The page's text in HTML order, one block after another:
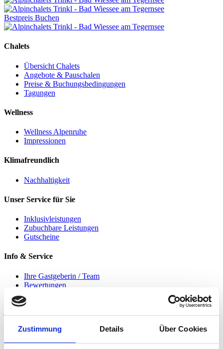
Zustimmung Details Über Cookies
Bestpreis Buchen
Chalets
Übersicht Chalets
Angebote & Pauschalen
Preise & Buchungsbedingungen
Tagungen
Wellness
Wellness Alpenruhe
Impressionen
Klimafreundlich
Nachhaltigkeit
Unser Service für Sie
Inklusivleistungen
Zubuchbare Leistungen
Gutscheine
Info & Service
Ihre Gastgeberin / Team
Bewertungen
Kontakt & Anfahrt
Datenschutz